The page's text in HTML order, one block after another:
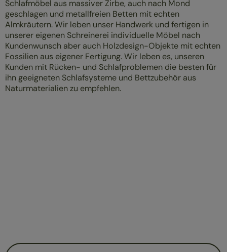
Schlafmöbel aus massiver Zirbe, auch nach Mond
geschlagen und metallfreien Betten mit echten
Almkräutern. Wir leben unser Handwerk und fertigen in
unserer eigenen Schreinerei individuelle Möbel nach
Kundenwunsch aber auch Holzdesign-Objekte mit echten
Fossilien aus eigener Fertigung. Wir leben es, unseren
Kunden mit Rücken- und Schlafproblemen die besten für
ihn geeigneten Schlafsysteme und Bettzubehör aus
Naturmaterialien zu empfehlen.